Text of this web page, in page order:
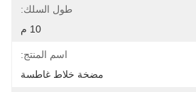
طول السلك:
10 م
اسم المنتج:
مضخة خلاط غاطسة